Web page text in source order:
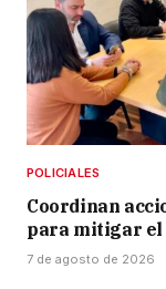
POLICIALES
Coordinan
para mitigar el
7 de agosto de 2026